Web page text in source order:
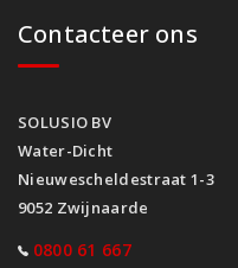
Contacteer ons
SOLUSIO BV
Water-Dicht
Nieuwescheldestraat 1-3
9052 Zwijnaarde
0800 61 667